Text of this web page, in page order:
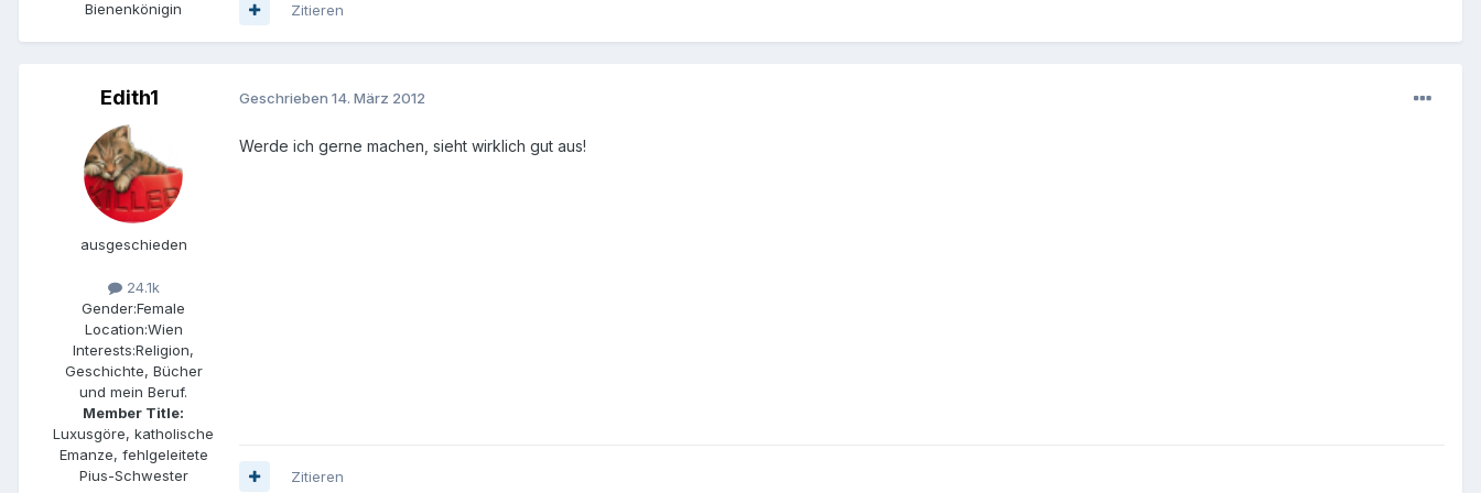
Bienenkönigin Zitieren
Edith1
ausgeschieden
24.1k
Gender:Female
Location:Wien
Interests:Religion,
Geschichte, Bücher
und mein Beruf.
Member Title:
Luxusgöre, katholische
Emanze, fehlgeleitete
Pius-Schwester
Geschrieben 14. März 2012
Werde ich gerne machen, sieht wirklich gut aus!
Zitieren